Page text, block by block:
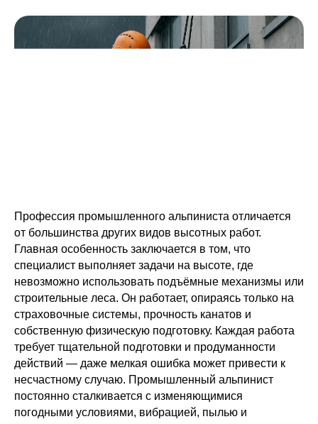
Профессия промышленного альпиниста отличается
от большинства других видов высотных работ.
Главная особенность заключается в том, что
специалист выполняет задачи на высоте, где
невозможно использовать подъёмные механизмы или
строительные леса. Он работает, опираясь только на
страховочные системы, прочность канатов и
собственную физическую подготовку. Каждая работа
требует тщательной подготовки и продуманности
действий — даже мелкая ошибка может привести к
несчастному случаю. Промышленный альпинист
постоянно сталкивается с изменяющимися
погодными условиями, вибрацией, пылью и
Оставить заявку
Безопасность и опыт наших
альпинистов